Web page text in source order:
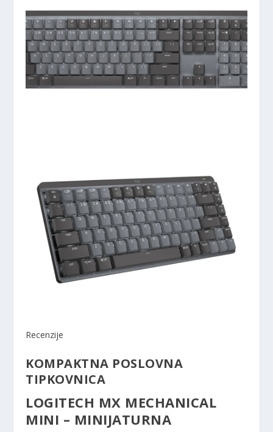
Recenzije
KOMPAKTNA POSLOVNA
TIPKOVNICA
LOGITECH MX MECHANICAL
MINI – MINIJATURNA